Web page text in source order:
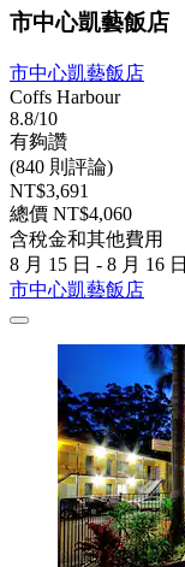
市中心凱藝飯店
市中心凱藝飯店
Coffs Harbour
8.8/10
有夠讚
(840 則評論)
NT$3,691
總價 NT$4,060
含稅金和其他費用
8 月 15 日 - 8 月 16 日
市中心凱藝飯店